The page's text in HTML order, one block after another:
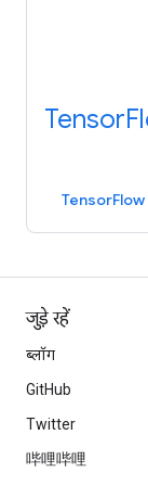
TensorFlow
जुड़े रहें
ब्लॉग
GitHub
Twitter
哔哩哔哩